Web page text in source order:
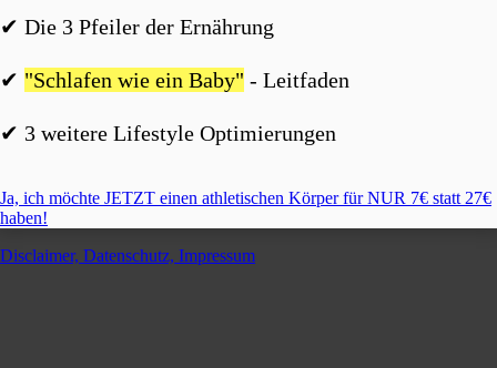
✔︎ Die 3 Pfeiler der Ernährung
✔︎ "Schlafen wie ein Baby" - Leitfaden
✔︎ 3 weitere Lifestyle Optimierungen
Ja, ich möchte JETZT einen athletischen Körper für NUR 7€ statt 27€
haben!
Disclaimer, Datenschutz, Impressum